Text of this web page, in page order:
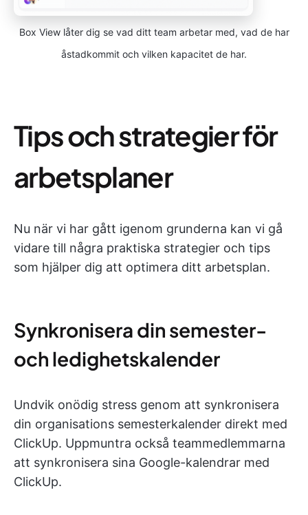
Box View låter dig se vad ditt team arbetar med, vad de har
åstadkommit och vilken kapacitet de har.
Tips och strategier för
arbetsplaner
Nu när vi har gått igenom grunderna kan vi gå
vidare till några praktiska strategier och tips
som hjälper dig att optimera ditt arbetsplan.
Synkronisera din semester-
och ledighetskalender
Undvik onödig stress genom att synkronisera
din organisations semesterkalender direkt med
ClickUp. Uppmuntra också teammedlemmarna
att synkronisera sina Google-kalendrar med
ClickUp.